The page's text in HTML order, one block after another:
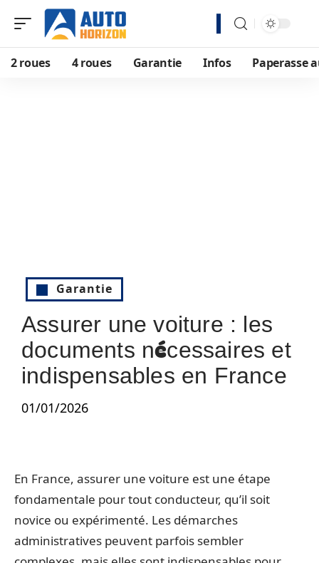
2 roues 4 roues Garantie Infos Paperasse
Garantie
Assurer une voiture : les
documents nécessaires et
indispensables en France
01/01/2026
En France, assurer une voiture est une étape
fondamentale pour tout conducteur, qu’il soit
novice ou expérimenté. Les démarches
administratives peuvent parfois sembler